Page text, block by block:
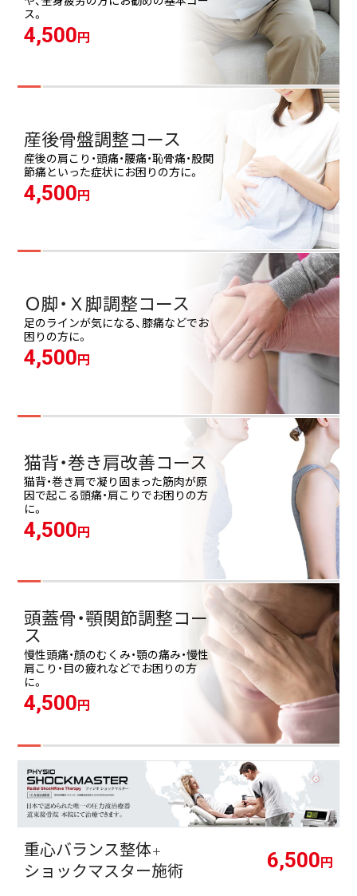
ス。
4,500 円
産後骨盤調整コース
産後の肩こり・頭痛・腰痛・恥骨痛・股関
節痛といった症状にお困りの方に。
4,500 円
Ｏ脚・Ｘ脚調整コース
足のラインが気になる、膝痛などでお
困りの方に。
4,500 円
猫背・巻き肩改善コース
猫背・巻き肩で凝り固まった筋肉が原
因で起こる頭痛・肩こりでお困りの方
に。
4,500 円
頭蓋骨・顎関節調整コー
ス
慢性頭痛・顔のむくみ・顎の痛み・慢性
肩こり・目の疲れなどでお困りの方
に。
4,500 円
重心バランス整体＋
ショックマスター施術 6,500 円